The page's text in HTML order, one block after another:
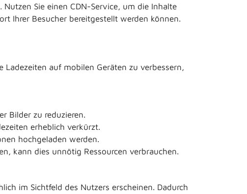
Sie einen CDN-Service, um die Inhalte
Ihrer Besucher bereitgestellt werden können.
auf mobilen Geräten zu verbessern,
Bilder zu reduzieren.
erheblich verkürzt.
hochgeladen werden.
kann dies unnötig Ressourcen verbrauchen.
im Sichtfeld des Nutzers erscheinen. Dadurch